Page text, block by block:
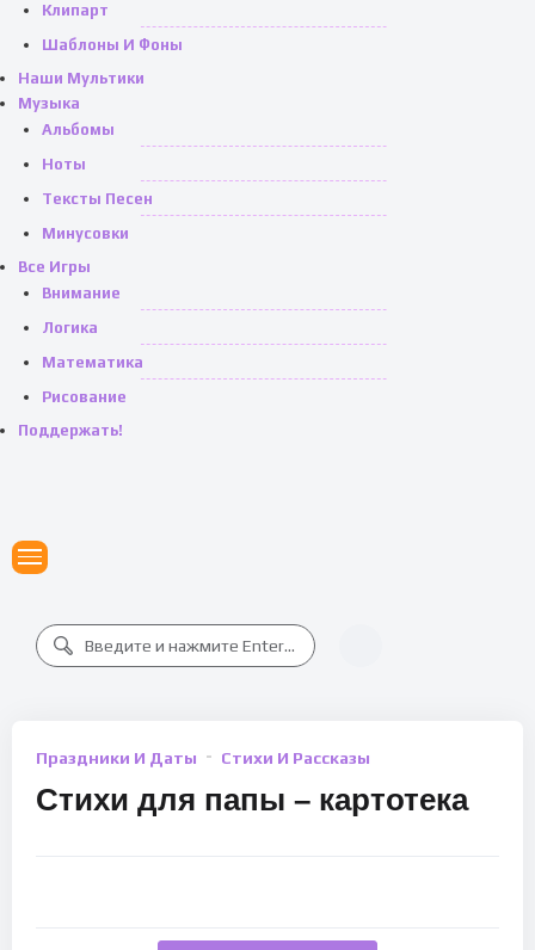
Клипарт
Шаблоны И Фоны
Наши Мультики
Музыка
Альбомы
Ноты
Тексты Песен
Минусовки
Все Игры
Внимание
Логика
Математика
Рисование
Поддержать!
Праздники И Даты Стихи И Рассказы
Стихи для папы – картотека